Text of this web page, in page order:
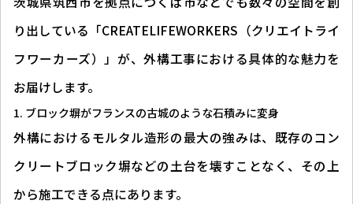
り出している「CREATELIFEWORKERS（クリエイトライ
フワーカーズ）」が、外構工事における具体的な魅力を
お届けします。
ブロック塀がフランスの古城のような石積みに変身
外構におけるモルタル造形の最大の強みは、既存のコン
クリートブロック塀などの土台を壊すことなく、その上
から施工できる点にあります。